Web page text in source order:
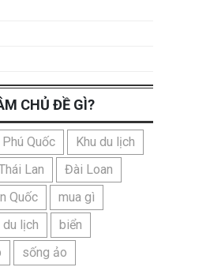
CHỦ ĐỀ GÌ?
Phú Quốc
Khu du lịch
Lan
Đài Loan
Quốc
mua gì
lịch
biển
sống ảo